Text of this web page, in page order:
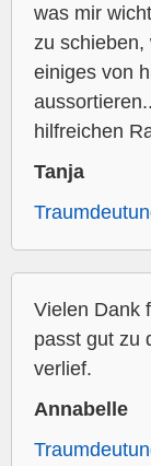
was mir
zu schieben,
einiges von
hilfreichen
Tanja
Vielen Dank
passt gut zu
verlief.
Annabelle